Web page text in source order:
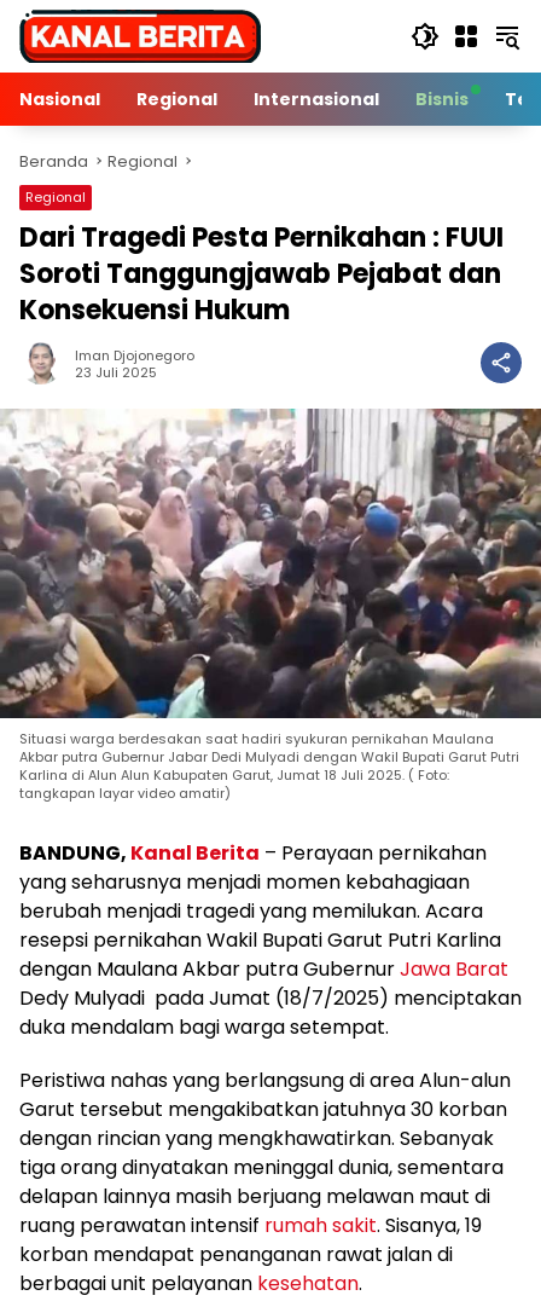
Langsung
konten
Nasional
Regional Internasional Bisnis
Beranda Regional
Regional
Dari Tragedi Pesta Pernikahan : FUUI
Soroti Tanggungjawab Pejabat dan
Konsekuensi Hukum
Iman Djojonegoro
23 Juli 2025
Situasi warga berdesakan saat hadiri syukuran pernikahan Maulana
Akbar putra Gubernur Jabar Dedi Mulyadi dengan Wakil Bupati Garut Putri
Karlina di Alun Alun Kabupaten Garut, Jumat 18 Juli 2025. ( Foto:
tangkapan layar video amatir)
BANDUNG, Kanal Berita – Perayaan pernikahan
yang seharusnya menjadi momen kebahagiaan
berubah menjadi tragedi yang memilukan. Acara
resepsi pernikahan Wakil Bupati Garut Putri Karlina
dengan Maulana Akbar putra GubernurJawa Barat
Dedy Mulyadi pada Jumat (18/7/2025) menciptakan
duka mendalam bagi warga setempat.
Peristiwa nahas yang berlangsung di area Alun-alun
Garut tersebut mengakibatkan jatuhnya 30 korban
dengan rincian yang mengkhawatirkan. Sebanyak
tiga orang dinyatakan meninggal dunia, sementara
delapan lainnya masih berjuang melawan maut di
ruang perawatan intensif rumah sakit. Sisanya, 19
korban mendapat penanganan rawat jalan di
berbagai unit pelayanan kesehatan.